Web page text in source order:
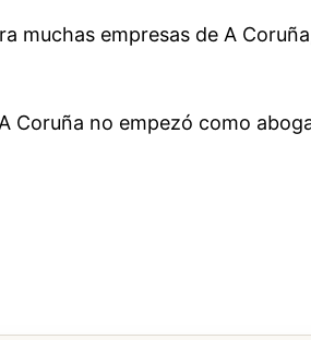
muchas empresas de A
Coruña no empezó como